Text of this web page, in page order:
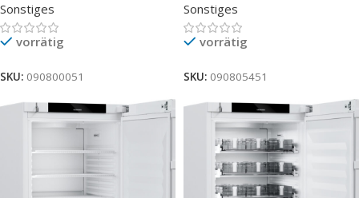
Sonstiges
vorrätig
SKU: 090800051
Sonstiges
vorrätig
SKU: 090805451